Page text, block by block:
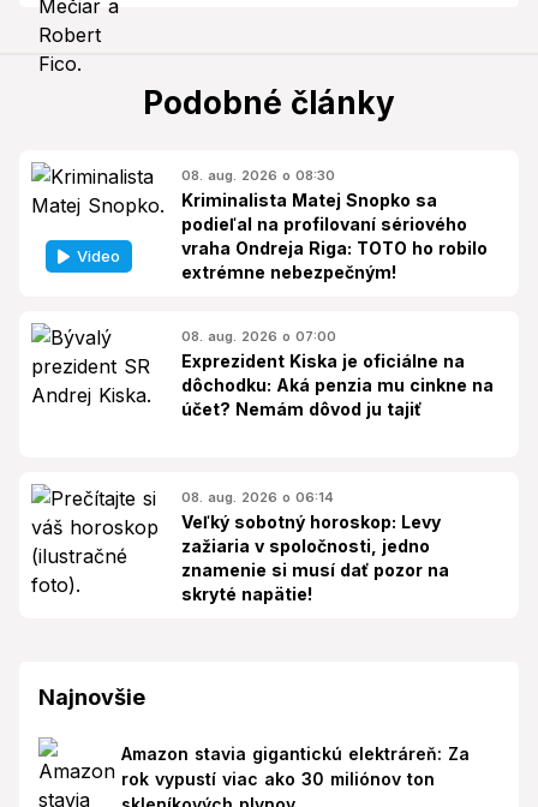
Podobné články
Video
08. aug. 2026 o 08:30
Kriminalista Matej Snopko sa
podieľal na profilovaní sériového
vraha Ondreja Riga: TOTO ho robilo
extrémne nebezpečným!
08. aug. 2026 o 07:00
Exprezident Kiska je oficiálne na
dôchodku: Aká penzia mu cinkne na
účet? Nemám dôvod ju tajiť
08. aug. 2026 o 06:14
Veľký sobotný horoskop: Levy
zažiaria v spoločnosti, jedno
znamenie si musí dať pozor na
skryté napätie!
Najnovšie
Amazon stavia gigantickú elektráreň: Za
rok vypustí viac ako 30 miliónov ton